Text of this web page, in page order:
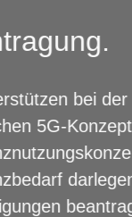
des
wir ein
den
benötigten